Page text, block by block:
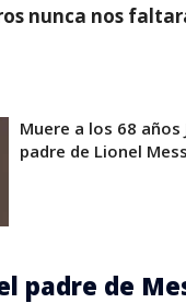
nunca nos
Muere a los 68 años
padre de Lionel
padre de